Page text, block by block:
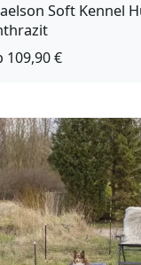
Soft Kennel
109,90 €